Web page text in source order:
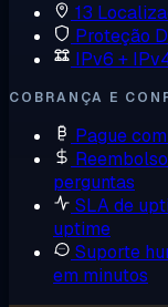
13
Proteção
IPv6 +
COBRANÇA E
Pague
perguntas
SLA de
uptime
Suporte
em minutos